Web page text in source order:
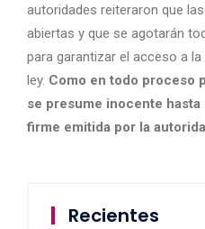
autoridades reiteraron que
abiertas y que se agotarán
para garantizar el acceso a
ley. Como en todo proceso
se presume inocente
firme emitida por la
Recientes